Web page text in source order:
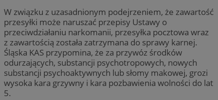
W związku z uzasadnionym podejrzeniem, że zawartość
przesyłki może naruszać przepisy Ustawy o
przeciwdziałaniu narkomanii, przesyłka pocztowa wraz
z zawartością została zatrzymana do sprawy karnej.
Śląska KAS przypomina, że za przywóz środków
odurzających, substancji psychotropowych, nowych
substancji psychoaktywnych lub słomy makowej, grozi
wysoka kara grzywny i kara pozbawienia wolności do lat
5.